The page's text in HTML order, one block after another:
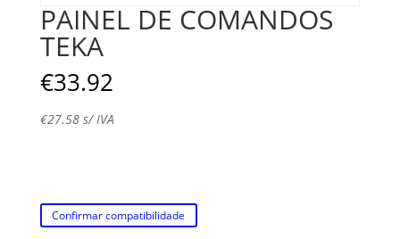
PAINEL DE COMANDOS
TEKA
€33.92
€27.58s/ IVA
Confirmar compatibilidade